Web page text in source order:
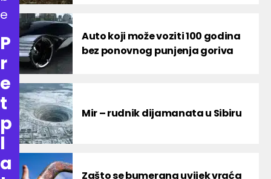
Auto koji može voziti 100 godina
bez ponovnog punjenja goriva
Mir – rudnik dijamanata u Sibiru
Zašto se bumerang uvijek vraća
e
P
r
e
t
p
l
a